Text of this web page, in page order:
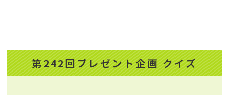
第242回プレゼント企画 クイズ